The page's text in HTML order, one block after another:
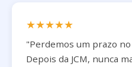
★★★★★
"Perdemos um prazo
Depois da JCM, nunca